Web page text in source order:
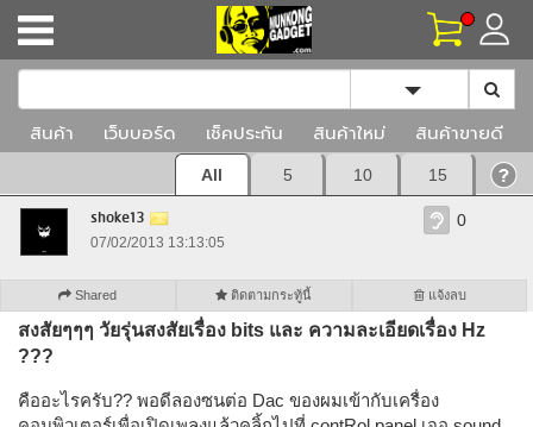
Toggle
สินค้า เว็บบอร์ด เช็คประกัน สินค้าใหม่ สินค้าขายดี
All 5 10 15
shoke13
07/02/2013 13:13:05
0
Shared ติดตามกระทู้นี้ แจ้งลบ
สงสัยๆๆๆ วัยรุ่นสงสัยเรื่อง bits และ ความละเอียดเรื่อง Hz
???
คืออะไรครับ?? พอดีลองซนต่อ Dac ของผมเข้ากับเครื่อง